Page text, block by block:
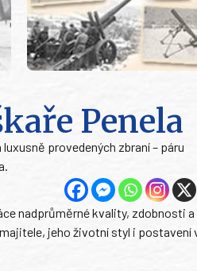
Penela
provedených zbraní – páru
nadprůměrné kvality, zdobnosti a
jeho životní styl i postavení